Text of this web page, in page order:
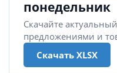
понедельник
Скачайте
предложениями и
Скачать XLSX